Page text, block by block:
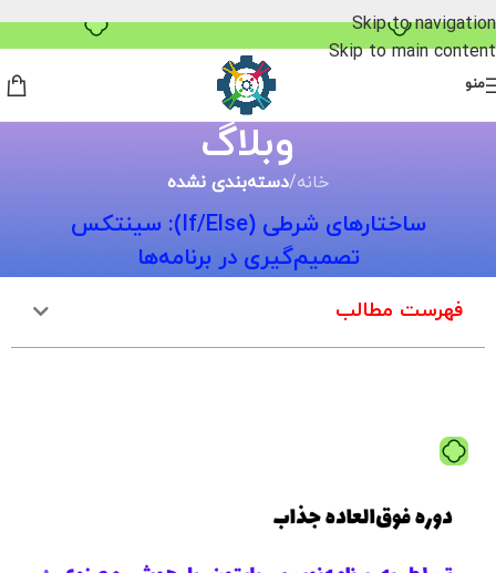
خرید قسطی با ترب‌پی
Skip to navigation
Skip to main content
منو
وبلاگ
خانه/دسته‌بندی نشده
ساختارهای شرطی (If/Else): سینتکس
تصمیم‌گیری در برنامه‌ها
فهرست مطالب